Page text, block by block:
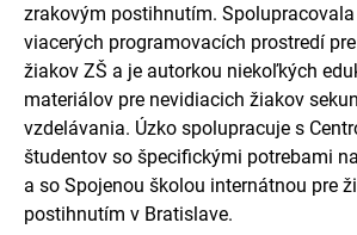
zrakovým postihnutím.
viacerých programovacích prostredí
žiakov ZŠ a je autorkou niekoľkých
materiálov pre nevidiacich žiakov
vzdelávania. Úzko spolupracuje s
študentov so špecifickými potrebami
a so Spojenou školou internátnou pre
postihnutím v Bratislave.